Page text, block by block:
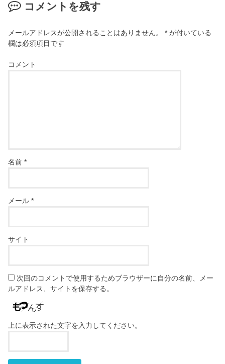
コメントを残す
メールアドレスが公開されることはありません。 * が付いている
欄は必須項目です
コメント
名前*
メール*
サイト
次回のコメントで使用するためブラウザーに自分の名前、メー
ルアドレス、サイトを保存する。
上に表示された文字を入力してください。